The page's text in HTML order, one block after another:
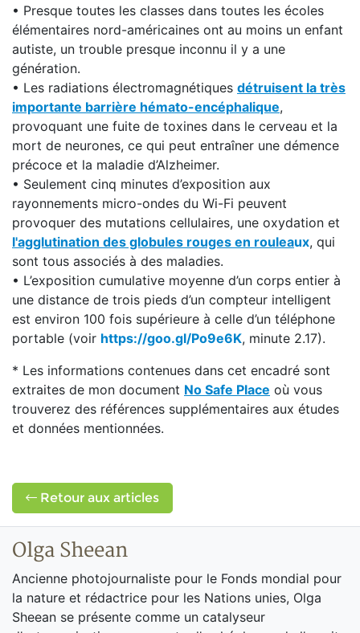
• Presque toutes les classes dans toutes les écoles
élémentaires nord-américaines ont au moins un enfant
autiste, un trouble presque inconnu il y a une
génération.
• Les radiations électromagnétiques détruisent la très
importante barrière hémato-encéphalique,
provoquant une fuite de toxines dans le cerveau et la
mort de neurones, ce qui peut entraîner une démence
précoce et la maladie d’Alzheimer.
• Seulement cinq minutes d’exposition aux
rayonnements micro-ondes du Wi-Fi peuvent
provoquer des mutations cellulaires, une oxydation et
l'agglutination des globules rouges en rouleaux, qui
sont tous associés à des maladies.
• L’exposition cumulative moyenne d’un corps entier à
une distance de trois pieds d’un compteur intelligent
est environ 100 fois supérieure à celle d’un téléphone
portable (voir https://goo.gl/Po9e6K, minute 2.17).
* Les informations contenues dans cet encadré sont
extraites de mon document No Safe Place où vous
trouverez des références supplémentaires aux études
et données mentionnées.
Retour aux articles
Olga Sheean
Ancienne photojournaliste pour le Fonds mondial pour
la nature et rédactrice pour les Nations unies, Olga
Sheean se présente comme un catalyseur